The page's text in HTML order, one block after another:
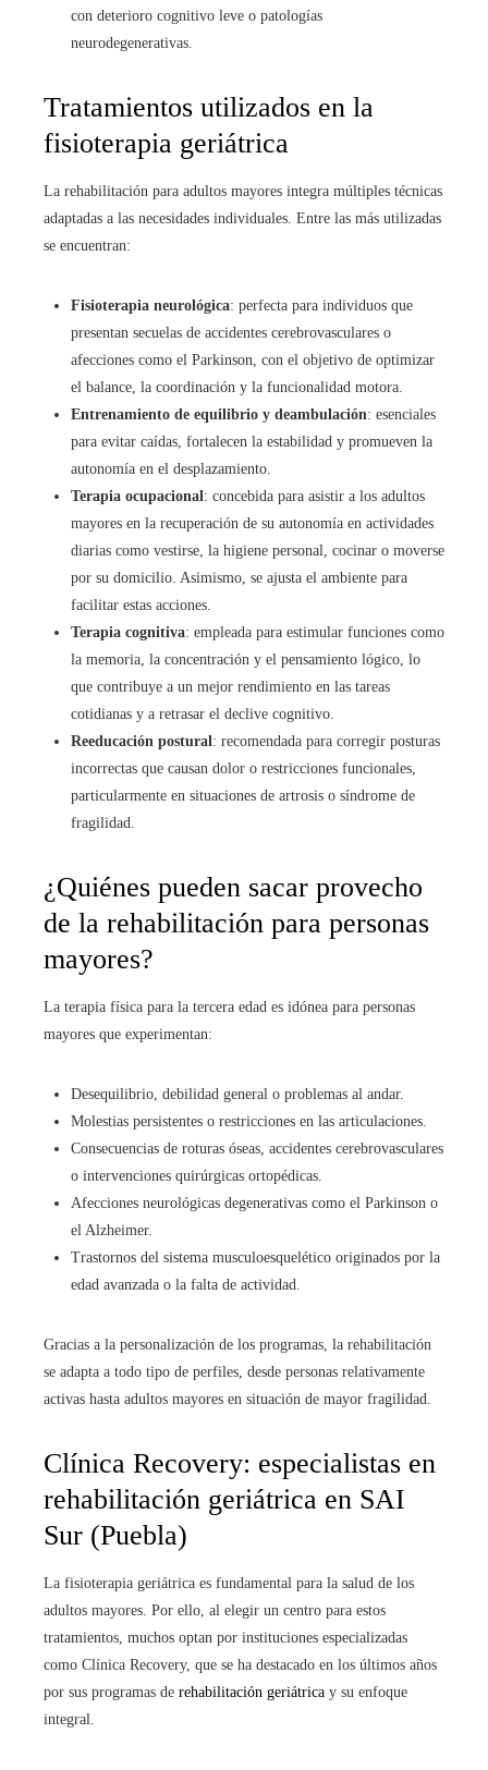
con deterioro cognitivo leve o patologías
neurodegenerativas.
Tratamientos utilizados en la
fisioterapia geriátrica
La rehabilitación para adultos mayores integra múltiples técnicas
adaptadas a las necesidades individuales. Entre las más utilizadas
se encuentran:
Fisioterapia neurológica: perfecta para individuos que
presentan secuelas de accidentes cerebrovasculares o
afecciones como el Parkinson, con el objetivo de optimizar
el balance, la coordinación y la funcionalidad motora.
Entrenamiento de equilibrio y deambulación: esenciales
para evitar caídas, fortalecen la estabilidad y promueven la
autonomía en el desplazamiento.
Terapia ocupacional: concebida para asistir a los adultos
mayores en la recuperación de su autonomía en actividades
diarias como vestirse, la higiene personal, cocinar o moverse
por su domicilio. Asimismo, se ajusta el ambiente para
facilitar estas acciones.
Terapia cognitiva: empleada para estimular funciones como
la memoria, la concentración y el pensamiento lógico, lo
que contribuye a un mejor rendimiento en las tareas
cotidianas y a retrasar el declive cognitivo.
Reeducación postural: recomendada para corregir posturas
incorrectas que causan dolor o restricciones funcionales,
particularmente en situaciones de artrosis o síndrome de
fragilidad.
¿Quiénes pueden sacar provecho
de la rehabilitación para personas
mayores?
La terapia física para la tercera edad es idónea para personas
mayores que experimentan:
Desequilibrio, debilidad general o problemas al andar.
Molestias persistentes o restricciones en las articulaciones.
Consecuencias de roturas óseas, accidentes cerebrovasculares
o intervenciones quirúrgicas ortopédicas.
Afecciones neurológicas degenerativas como el Parkinson o
el Alzheimer.
Trastornos del sistema musculoesquelético originados por la
edad avanzada o la falta de actividad.
Gracias a la personalización de los programas, la rehabilitación
se adapta a todo tipo de perfiles, desde personas relativamente
activas hasta adultos mayores en situación de mayor fragilidad.
Clínica Recovery: especialistas en
rehabilitación geriátrica en SAI
Sur (Puebla)
La fisioterapia geriátrica es fundamental para la salud de los
adultos mayores. Por ello, al elegir un centro para estos
tratamientos, muchos optan por instituciones especializadas
como Clínica Recovery, que se ha destacado en los últimos años
por sus programas de rehabilitación geriátrica y su enfoque
integral.